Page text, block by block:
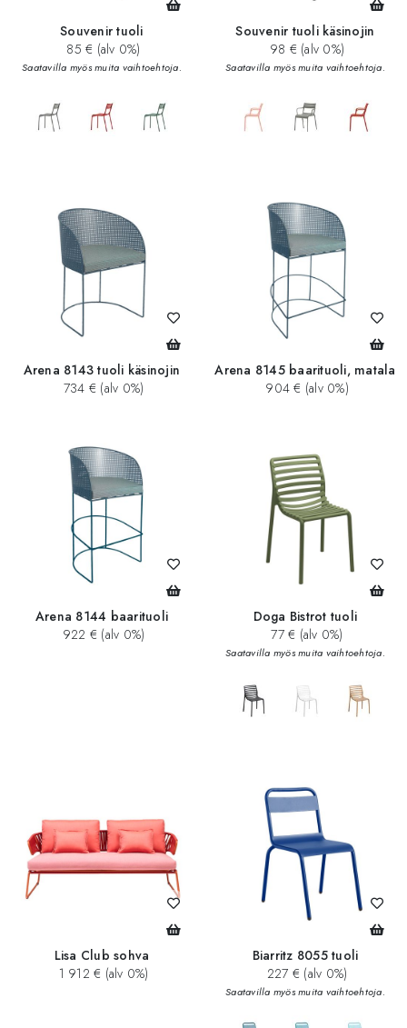
Souvenir tuoli
85 € (alv 0%)
Saatavilla myös muita vaihtoehtoja.
Souvenir tuoli käsinojin
98 € (alv 0%)
Saatavilla myös muita vaihtoehtoja.
Arena 8143 tuoli käsinojin
734 € (alv 0%)
Arena 8145 baarituoli, matala
904 € (alv 0%)
Arena 8144 baarituoli
922 € (alv 0%)
Doga Bistrot tuoli
77 € (alv 0%)
Saatavilla myös muita vaihtoehtoja.
Lisa Club sohva
1 912 € (alv 0%)
Biarritz 8055 tuoli
227 € (alv 0%)
Saatavilla myös muita vaihtoehtoja.